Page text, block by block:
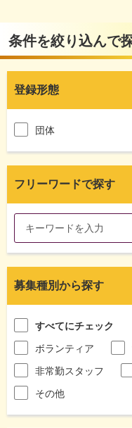
条件を絞り込んで
登録形態
団体
フリーワードで探す
募集種別から探す
すべてにチェック
ボランティア
非常勤スタッフ
その他